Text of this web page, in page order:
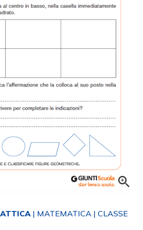
| MATEMATICA | CLASSE